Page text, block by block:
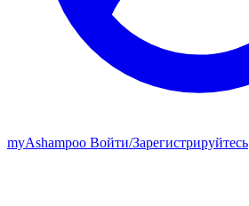
myAshampoo Войти/Зарегистрируйтесь